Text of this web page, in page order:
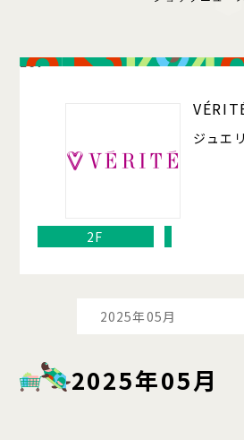
207
ジュエ
2F
2025年05月
2025年05月